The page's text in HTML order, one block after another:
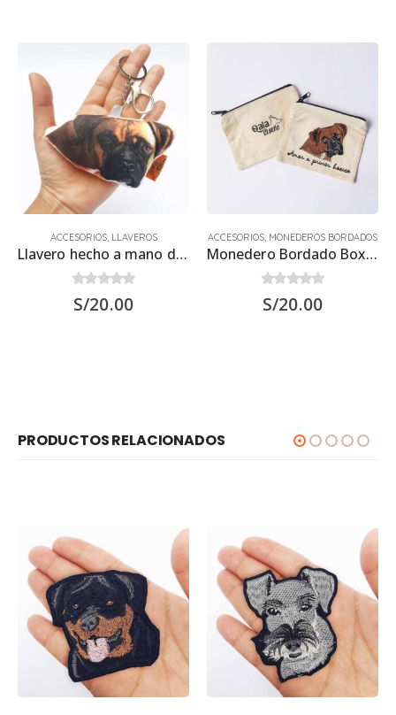
ACCESORIOS, LLAVEROS
Llavero hecho a mano de Perro Boxer
0out of 5
S/20.00
ACCESORIOS, MONEDEROS BORDADOS
Monedero Bordado Boxer
0out of 5
S/20.00
PRODUCTOS RELACIONADOS